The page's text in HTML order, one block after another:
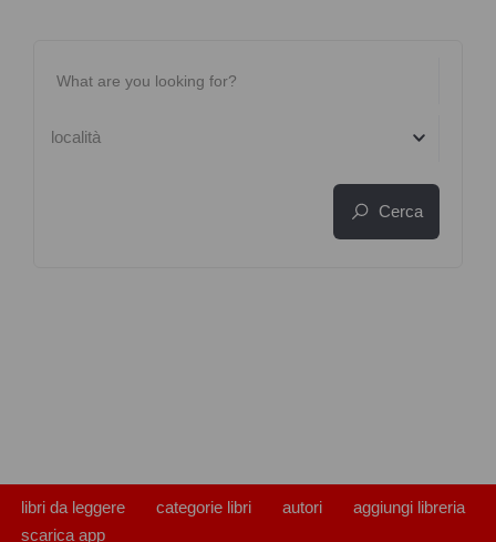
località
Cerca
libri da leggere categorie libri autori
aggiungi libreria
scarica app